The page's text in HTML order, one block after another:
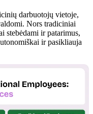
darbuotojų vietoje,
Nors tradiciniai
stebėdami ir patarimus,
ir pasikliauja